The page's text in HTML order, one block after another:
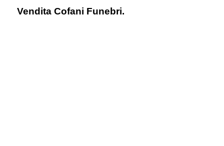
Vendita Cofani Funebri.